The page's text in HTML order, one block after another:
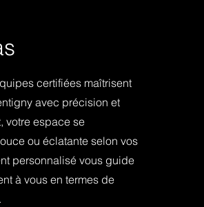
certifiées maîtrisent
avec précision et
votre espace se
ou éclatante selon vos
personnalisé vous guide
à vous en termes de